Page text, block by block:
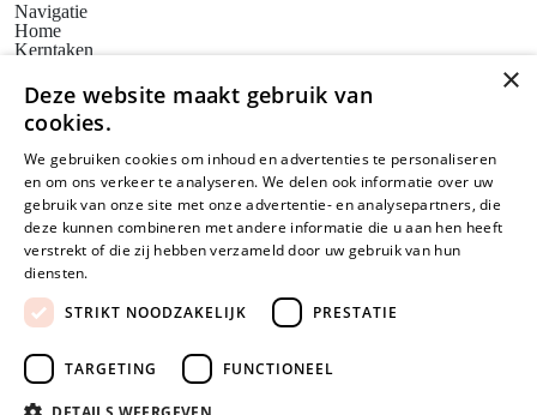
Navigatie
Home
Kerntaken
Erfgoedbeleid
Steunpunten
Bezoekadres
Weerstand Roermond
Bredeweg 10
6042 GG Roermond
Postadres
SAM Limburg
Postbus 203
6040 AE ROERMOND
steunpunt@sam-limburg.nl
0475-399281
×
Deze website maakt gebruik van
cookies.
We gebruiken cookies om inhoud en advertenties te personaliseren
en om ons verkeer te analyseren. We delen ook informatie over uw
gebruik van onze site met onze advertentie- en analysepartners, die
deze kunnen combineren met andere informatie die u aan hen heeft
verstrekt of die zij hebben verzameld door uw gebruik van hun
diensten.
STRIKT NOODZAKELIJK
PRESTATIE
TARGETING FUNCTIONEEL